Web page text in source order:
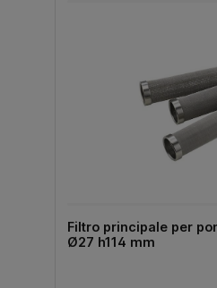
Filtro principale per
Ø27 h114 mm